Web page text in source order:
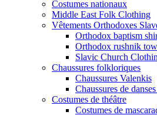
Costumes nationaux
Middle East Folk Clothing
Vêtements Orthodoxes
Orthodox baptism
Orthodox rushnik
Slavic Church
Chaussures folkloriques
Chaussures Valenkis
Chaussures de
Costumes de théâtre
Costumes de